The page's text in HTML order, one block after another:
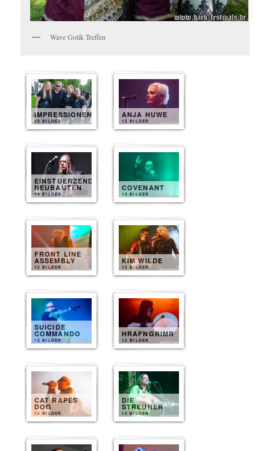
Wave Gotik Treffen
IMPRESSIONEN
50 BILDER
ANJA HUWE
15 BILDER
EINSTUERZENDE
NEUBAUTEN
14 BILDER
COVENANT
13 BILDER
FRONT LINE
ASSEMBLY
12 BILDER
KIM WILDE
12 BILDER
SUICIDE
COMMANDO
12 BILDER
HRAFNGRIMR
12 BILDER
CAT RAPES
DOG
12 BILDER
DIE
STREUNER
12 BILDER